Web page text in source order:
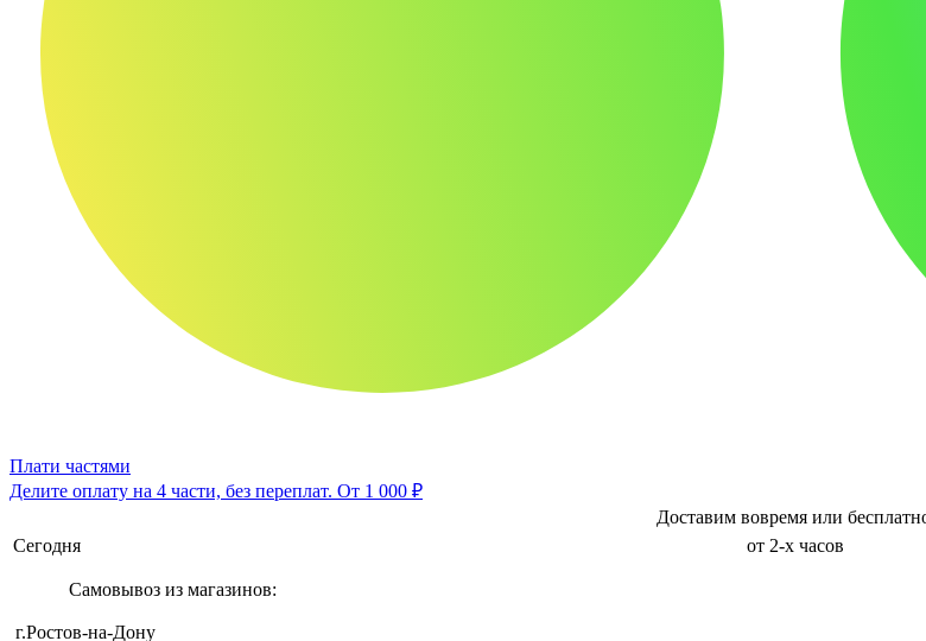
Плати частями
Делите оплату на 4 части, без переплат. От 1 000 ₽
Доставим вовремя или
Сегодня
от 2-х часов
Самовывоз из магазинов:
г.Ростов-на-Дону